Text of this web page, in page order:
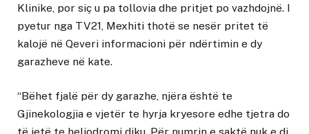
Klinike, por siç u pa tollovia dhe pritjet po vazhdojnë. I
pyetur nga TV21, Mexhiti thotë se nesër pritet të
kalojë në Qeveri informacioni për ndërtimin e dy
garazheve në kate.
“Bëhet fjalë për dy garazhe, njëra është te
Gjinekologjia e vjetër te hyrja kryesore edhe tjetra do